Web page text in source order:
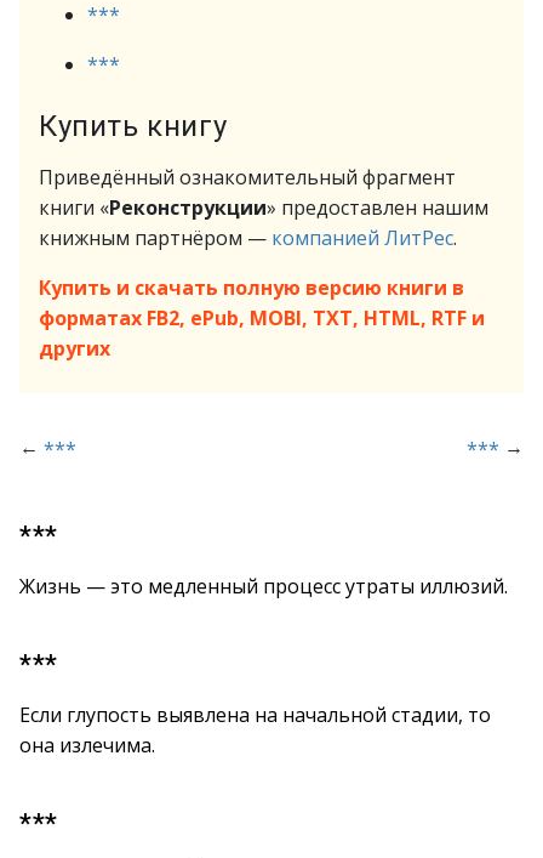
***
***
Купить книгу
Приведённый ознакомительный фрагмент
книги «Реконструкции» предоставлен нашим
книжным партнёром — компанией ЛитРес.
Купить и скачать полную версию книги в
форматах FB2, ePub, MOBI, TXT, HTML, RTF и
других
← *** *** →
***
Жизнь — это медленный процесс утраты иллюзий.
***
Если глупость выявлена на начальной стадии, то
она излечима.
***